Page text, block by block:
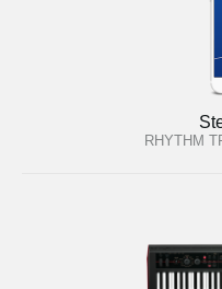
RHYTHM